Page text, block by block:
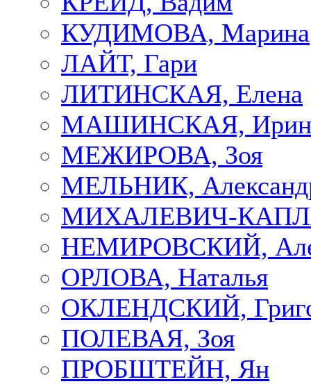
КУДИМОВА, Марина
ЛАЙТ, Гари
ЛИТИНСКАЯ, Елена
МАШИНСКАЯ,
МЕЖИРОВА, Зоя
МЕЛЬНИК,
МИХАЛЕВИЧ-
НЕМИРОВСКИЙ,
ОРЛОВА, Наталья
ОКЛЕНДСКИЙ,
ПОЛЕВАЯ, Зоя
ПРОБШТЕЙН, Ян